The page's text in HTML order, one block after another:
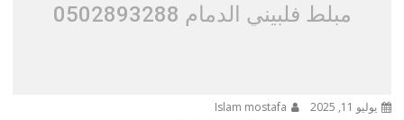
مبلط فلبيني الدمام 0502893288
يوليو 11, 2025